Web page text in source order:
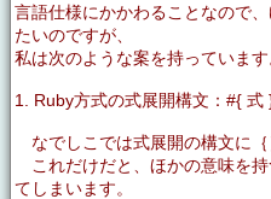
言語仕様にかかわることなので
たいのですが、
私は次のような案を持っています
1. Ruby方式の式展開構文：#{ 式
なでしこでは式展開の構文に｛
これだけだと、ほかの意味を
てしまいます。